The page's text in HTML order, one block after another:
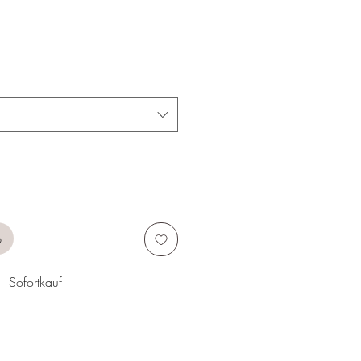
Sofortkauf